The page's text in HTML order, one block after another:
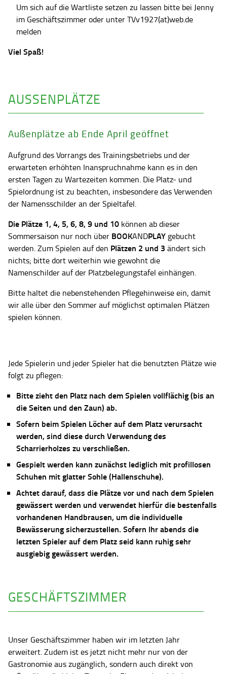
Um sich auf die Wartliste setzen zu lassen bitte bei Jenny
im Geschäftszimmer oder unter TVv1927(at)web.de
melden
Viel Spaß!
AUSSENPLÄTZE
Außenplätze ab Ende April geöffnet
Aufgrund des Vorrangs des Trainingsbetriebs und der
erwarteten erhöhten Inanspruchnahme kann es in den
ersten Tagen zu Wartezeiten kommen. Die Platz- und
Spielordnung ist zu beachten, insbesondere das Verwenden
der Namensschilder an der Spieltafel.
Die Plätze 1, 4, 5, 6, 8, 9 und 10 können ab dieser
Sommersaison nur noch über BOOKANDPLAY gebucht
werden. Zum Spielen auf den Plätzen 2 und 3 ändert sich
nichts; bitte dort weiterhin wie gewohnt die
Namenschilder auf der Platzbelegungstafel einhängen.
Bitte haltet die nebenstehenden Pflegehinweise ein, damit
wir alle über den Sommer auf möglichst optimalen Plätzen
spielen können.
Jede Spielerin und jeder Spieler hat die benutzten Plätze wie
folgt zu pflegen:
Bitte zieht den Platz nach dem Spielen vollflächig (bis an
die Seiten und den Zaun) ab.
Sofern beim Spielen Löcher auf dem Platz verursacht
werden, sind diese durch Verwendung des
Scharrierholzes zu verschließen.
Gespielt werden kann zunächst lediglich mit profillosen
Schuhen mit glatter Sohle (Hallenschuhe).
Achtet darauf, dass die Plätze vor und nach dem Spielen
gewässert werden und verwendet hierfür die bestenfalls
vorhandenen Handbrausen, um die individuelle
Bewässerung sicherzustellen. Sofern Ihr abends die
letzten Spieler auf dem Platz seid kann ruhig sehr
ausgiebig gewässert werden.
GESCHÄFTSZIMMER
Unser Geschäftszimmer haben wir im letzten Jahr
erweitert. Zudem ist es jetzt nicht mehr nur von der
Gastronomie aus zugänglich, sondern auch direkt von